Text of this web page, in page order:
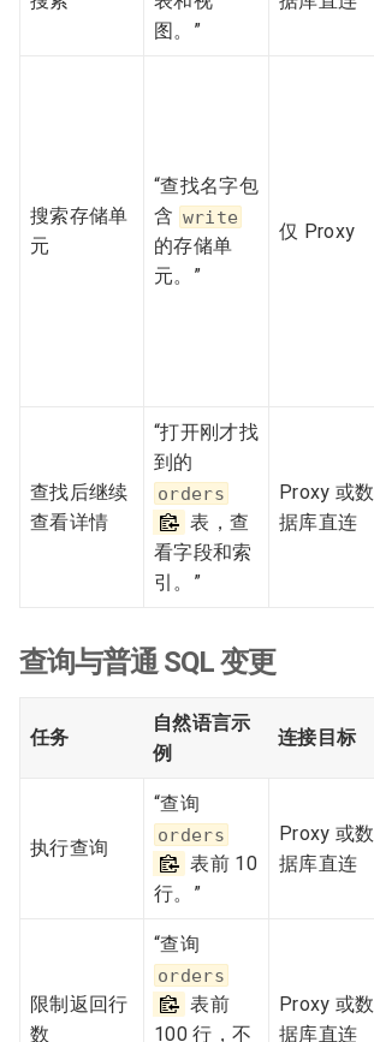
图。”
搜索存储单
元
“查找名字包
含 write
的存储单
元。”
仅 Proxy
查找后继续
查看详情
“打开刚才找
到的
orders
表，查
看字段和索
引。”
Proxy 或数
据库直连
查询与普通 SQL 变更
任务
自然语言示
例
连接目标
执行查询
“查询
orders
表前 10
行。”
Proxy 或数
据库直连
限制返回行
数
“查询
orders
表前
100 行，不
Proxy 或数
据库直连